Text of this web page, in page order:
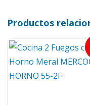
Productos